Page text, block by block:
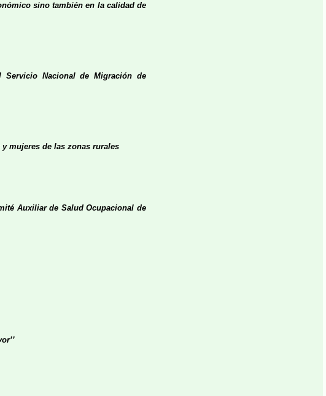
sino también en la calidad de
Nacional de Migración de
mujeres de las zonas rurales
Auxiliar de Salud Ocupacional de